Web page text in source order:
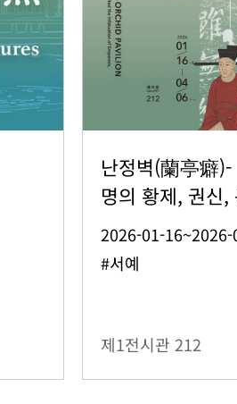
난정벽(蘭亭癖
명의 황제, 권신
2026-01-
#서예
제1전시관 212